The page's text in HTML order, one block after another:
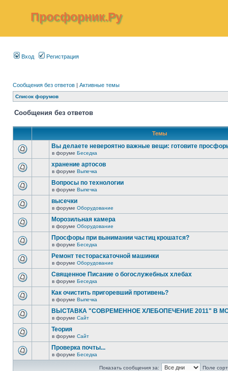
Просфорник.Ру
Вход Регистрация
Сообщения без ответов | Активные темы
Список форумов
Сообщения без ответов
Темы
Вы делаете невероятно важные вещи: готовите
в форуме Беседка
хранение артосов
в форуме Выпечка
Вопросы по технологии
в форуме Выпечка
высечки
в форуме Оборудование
Морозильная камера
в форуме Оборудование
Просфоры при вынимании частиц крошатся?
в форуме Беседка
Ремонт тестораскаточной машинки
в форуме Оборудование
Священное Писание о богослужебных хлебах
в форуме Беседка
Как очистить пригоревший противень?
в форуме Выпечка
ВЫСТАВКА "СОВРЕМЕННОЕ ХЛЕБОПЕЧЕНИЕ 2011" В
в форуме Сайт
Теория
в форуме Сайт
Проверка почты...
в форуме Беседка
Показать сообщения за:
Поле